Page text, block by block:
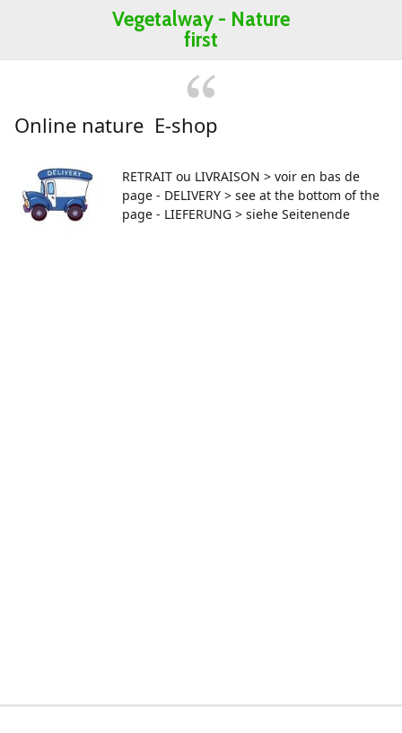
Vegetalway - Nature
first
Online nature E-shop
RETRAIT ou LIVRAISON > voir en bas de
page - DELIVERY > see at the bottom of the
page - LIEFERUNG > siehe Seitenende